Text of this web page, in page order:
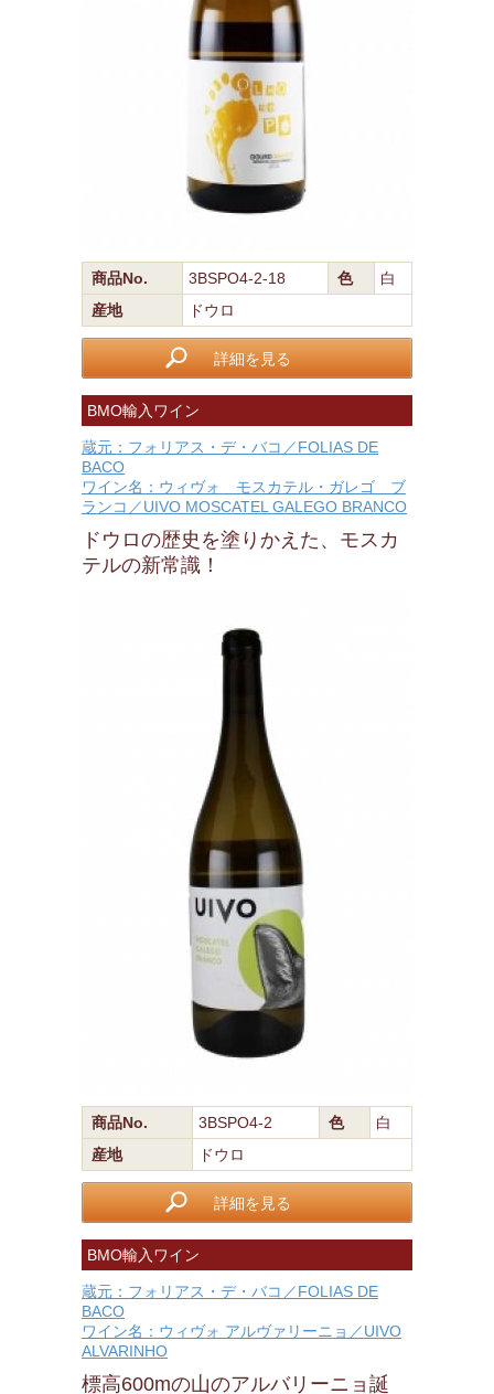
商品No. 3BSPO4-2-18 色
白
産地
ドウロ
詳細を見る
BMO輸入ワイン
蔵元：フォリアス・デ・バコ／FOLIAS DE
BACO
ワイン名：ウィヴォ モスカテル・ガレゴ ブ
ランコ／UIVO MOSCATEL GALEGO BRANCO
ドウロの歴史を塗りかえた、モスカ
テルの新常識！
商品No. 3BSPO4-2 色
白
産地
ドウロ
詳細を見る
BMO輸入ワイン
蔵元：フォリアス・デ・バコ／FOLIAS DE
BACO
ワイン名：ウィヴォ アルヴァリーニョ／UIVO
ALVARINHO
標高600mの山のアルバリーニョ誕